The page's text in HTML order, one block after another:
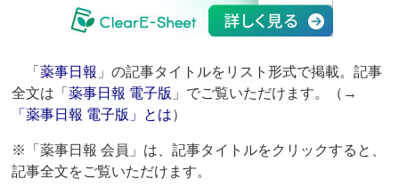
「薬事日報 」の記事タイトルをリスト形式で掲載。記事
全文は「薬事日報 電子版 」でご覧いただけます。（→
「薬事日報 電子版」とは）
※「薬事日報 会員」は、記事タイトルをクリックすると、
記事全文をご覧いただけます。